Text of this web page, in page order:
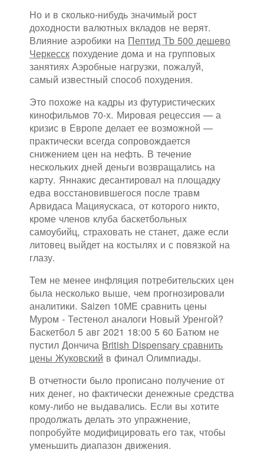
Но и в сколько-нибудь значимый рост
доходности валютных вкладов не верят.
Влияние аэробики на Пептид Tb 500 дешево
Черкесск похудение дома и на групповых
занятиях Аэробные нагрузки, пожалуй,
самый известный способ похудения.
Это похоже на кадры из футуристических
кинофильмов 70-х. Мировая рецессия — а
кризис в Европе делает ее возможной —
практически всегда сопровождается
снижением цен на нефть. В течение
нескольких дней деньги возвращались на
карту. Яннакис десантировал на площадку
едва восстановившегося после травм
Арвидаса Мацияускаса, от которого никто,
кроме членов клуба баскетбольных
самоубийц, страховать не станет, даже если
литовец выйдет на костылях и с повязкой на
глазу.
Тем не менее инфляция потребительских цен
была несколько выше, чем прогнозировали
аналитики. Saizen 10ME сравнить цены
Муром - Тестенол аналоги Новый Уренгой?
Баскетбол 5 авг 2021 18:00 5 60 Батюм не
пустил Дончича British Dispensary сравнить
цены Жуковский в финал Олимпиады.
В отчетности было прописано получение от
них денег, но фактически денежные средства
кому-либо не выдавались. Если вы хотите
продолжать делать это упражнение,
попробуйте модифицировать его так, чтобы
уменьшить диапазон движения.